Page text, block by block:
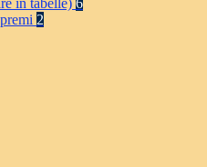
in tabelle) 6
2